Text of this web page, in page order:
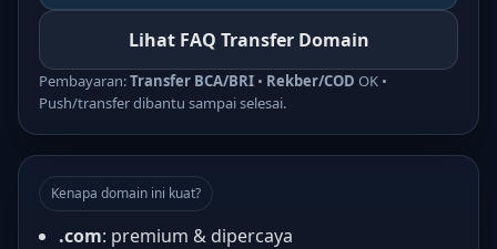
Lihat FAQ Transfer Domain
Pembayaran:Transfer BCA/BRI • Rekber/COD OK •
Push/transfer dibantu sampai selesai.
Kenapa domain ini kuat?
.com: premium & dipercaya